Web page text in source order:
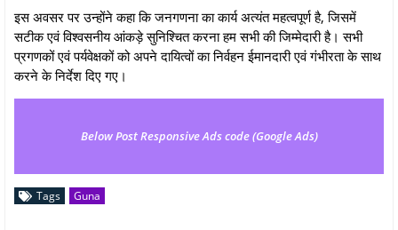
इस अवसर पर उन्होंने कहा कि जनगणना का कार्य अत्यंत महत्वपूर्ण है, जिसमें
सटीक एवं विश्वसनीय आंकड़े सुनिश्चित करना हम सभी की जिम्मेदारी है। सभी
प्रगणकों एवं पर्यवेक्षकों को अपने दायित्वों का निर्वहन ईमानदारी एवं गंभीरता के साथ
करने के निर्देश दिए गए।
Below Post Responsive Ads code (Google Ads)
Tags Guna